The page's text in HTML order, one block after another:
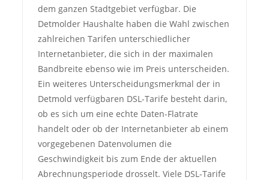
dem ganzen Stadtgebiet verfügbar. Die
Detmolder Haushalte haben die Wahl zwischen
zahlreichen Tarifen unterschiedlicher
Internetanbieter, die sich in der maximalen
Bandbreite ebenso wie im Preis unterscheiden.
Ein weiteres Unterscheidungsmerkmal der in
Detmold verfügbaren DSL-Tarife besteht darin,
ob es sich um eine echte Daten-Flatrate
handelt oder ob der Internetanbieter ab einem
vorgegebenen Datenvolumen die
Geschwindigkeit bis zum Ende der aktuellen
Abrechnungsperiode drosselt. Viele DSL-Tarife